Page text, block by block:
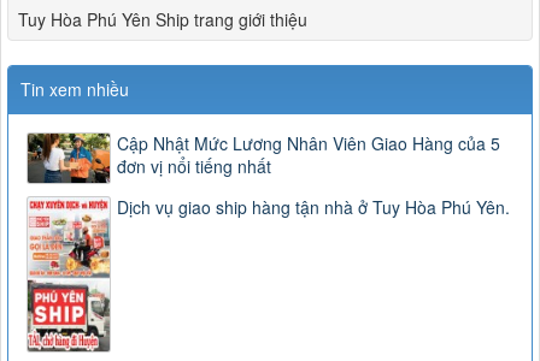
Tuy Hòa Phú Yên Ship trang giới thiệu
Tin xem nhiều
Cập Nhật Mức Lương Nhân Viên Giao Hàng của 5
đơn vị nổi tiếng nhất
Dịch vụ giao ship hàng tận nhà ở Tuy Hòa Phú Yên.